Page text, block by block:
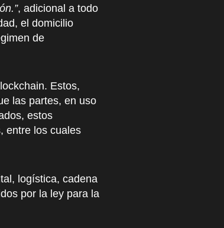
, adicional a todo
el domicilio
de
Estos,
las partes, en uso
estos
entre los cuales
logística, cadena
por la ley para la